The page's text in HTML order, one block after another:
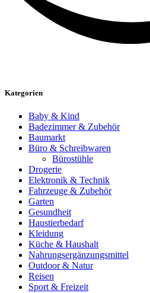
Kategorien
Baby & Kind
Badezimmer & Zubehör
Baumarkt
Büro & Schreibwaren
Bürostühle
Drogerie
Elektronik & Technik
Fahrzeuge & Zubehör
Garten
Gesundheit
Haustierbedarf
Kleidung
Küche & Haushalt
Nahrungsergänzungsmittel
Outdoor & Natur
Reisen
Sport & Freizeit